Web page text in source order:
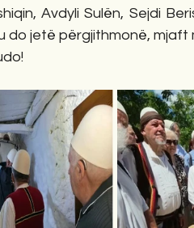
Avdyli Sulën, Sejdi
do jetë përgjithmonë, mjaft